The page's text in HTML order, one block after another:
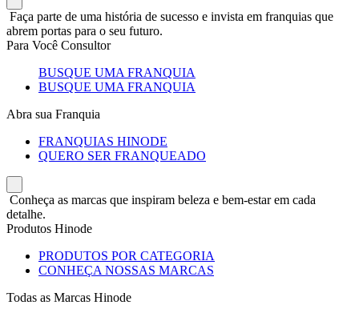
Faça parte de uma história de sucesso e invista em franquias que
abrem portas para o seu futuro.
Para Você Consultor
BUSQUE UMA FRANQUIA
BUSQUE UMA FRANQUIA
Abra sua Franquia
FRANQUIAS HINODE
QUERO SER FRANQUEADO
Conheça as marcas que inspiram beleza e bem-estar em cada
detalhe.
Produtos Hinode
PRODUTOS POR CATEGORIA
CONHEÇA NOSSAS MARCAS
Todas as Marcas Hinode